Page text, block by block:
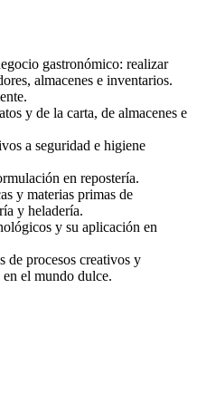
gastronómico: realizar
almacenes e inventarios.
y de la carta, de almacenes e
a seguridad e higiene
en repostería.
y materias primas de
y heladería.
y su aplicación en
de procesos creativos y
el mundo dulce.